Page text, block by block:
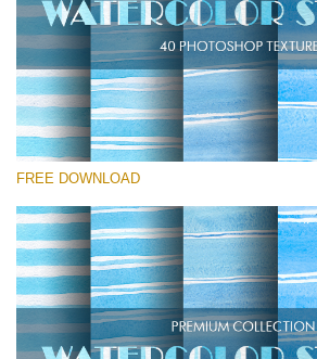
Por favor seleccione
Small 800*533px
Stripes Watercolor
(25 Overlays)
Large 6000*4000px
FREE DOWNLOAD